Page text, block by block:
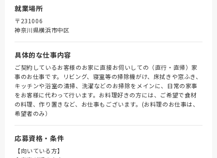
就業場所
〒231006
神奈川県横浜市中区
具体的な仕事内容
ご契約しているお客様のお家に直接お伺いしての（直行・直帰）家
事のお仕事です。リビング、寝室等の掃除機がけ、床拭きや窓ふき、
キッチンや浴室の清掃、洗濯などのお掃除をメインに、日常の家事
をお客様に代わって行います。お料理好きの方には、ご希望で食材
の料理、作り置きなど、お仕事もございます。(お料理のお仕事は、
希望者のみ）
応募資格・条件
【向いている方】